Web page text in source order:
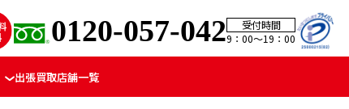
0120-057-042
受付時間
9：00〜19：00
出張買取店舗一覧